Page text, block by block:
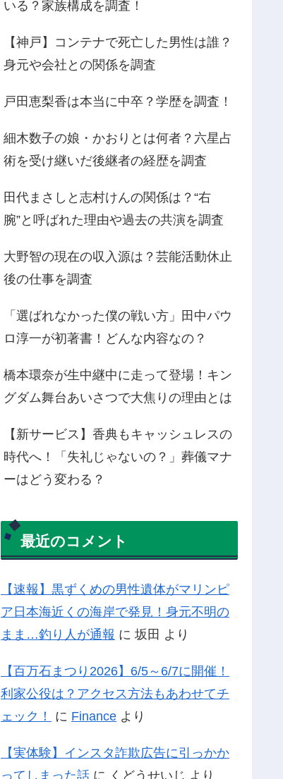
いる？家族構成を調査！
【神戸】コンテナで死亡した男性は誰？
身元や会社との関係を調査
戸田恵梨香は本当に中卒？学歴を調査！
細木数子の娘・かおりとは何者？六星占
術を受け継いだ後継者の経歴を調査
田代まさしと志村けんの関係は？“右
腕”と呼ばれた理由や過去の共演を調査
大野智の現在の収入源は？芸能活動休止
後の仕事を調査
「選ばれなかった僕の戦い方」田中パウ
ロ淳一が初著書！どんな内容なの？
橋本環奈が生中継中に走って登場！キン
グダム舞台あいさつで大焦りの理由とは
【新サービス】香典もキャッシュレスの
時代へ！「失礼じゃないの？」葬儀マナ
ーはどう変わる？
最近のコメント
【速報】黒ずくめの男性遺体がマリンピ
ア日本海近くの海岸で発見！身元不明の
まま…釣り人が通報 に 坂田 より
【百万石まつり2026】6/5～6/7に開催！
利家公役は？アクセス方法もあわせてチ
ェック！
に Finance より
【実体験】インスタ詐欺広告に引っかか
ってしまった話 に くどうせいじ より